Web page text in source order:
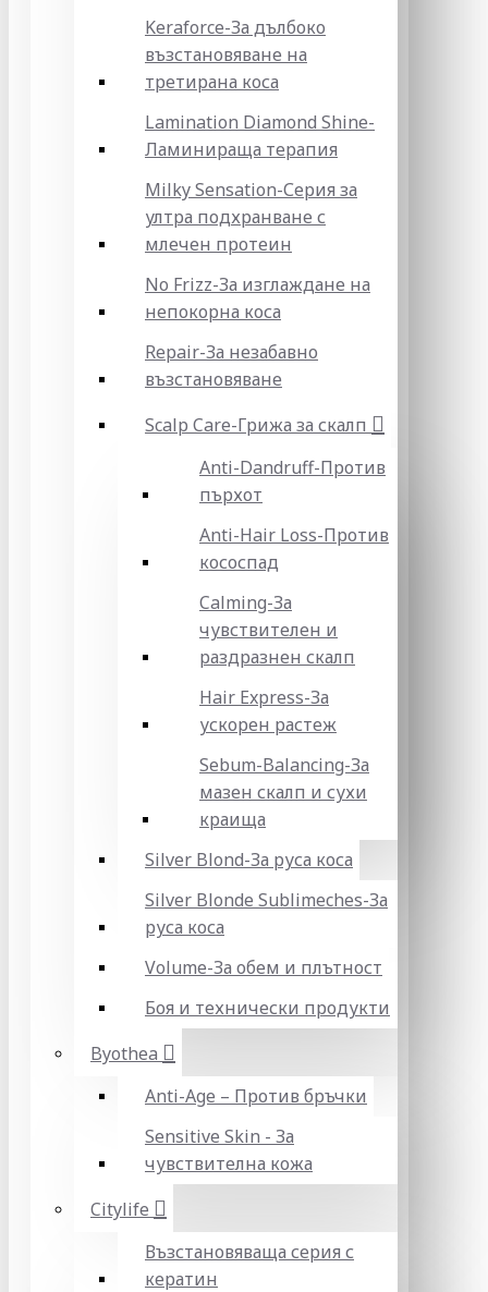
Keraforce-За дълбоко
възстановяване на
третирана коса
Lamination Diamond Shine-
Ламинираща терапия
Milky Sensation-Серия за
ултра подхранване с
млечен протеин
No Frizz-За изглаждане на
непокорна коса
Repair-За незабавно
възстановяване
Scalp Care-Грижа за скалп
Anti-Dandruff-Против
пърхот
Anti-Hair Loss-Против
кососпад
Calming-За
чувствителен и
раздразнен скалп
Hair Express-За
ускорен растеж
Sebum-Balancing-За
мазен скалп и сухи
краища
Silver Blond-За руса коса
Silver Blonde Sublіmeches-За
руса коса
Volume-За обем и плътност
Боя и технически продукти
Byothea
Anti-Age – Против бръчки
Sensitive Skin - За
чувствителна кожа
Citylife
Възстановяваща серия с
кератин